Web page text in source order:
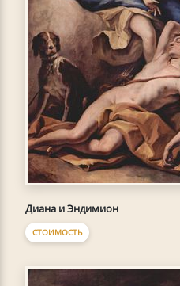
Диана и Эндимион
СТОИМОСТЬ